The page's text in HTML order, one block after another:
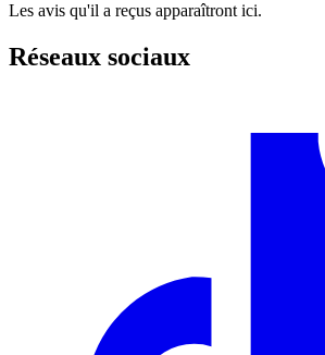
Les avis qu'il a reçus apparaîtront ici.
Réseaux sociaux